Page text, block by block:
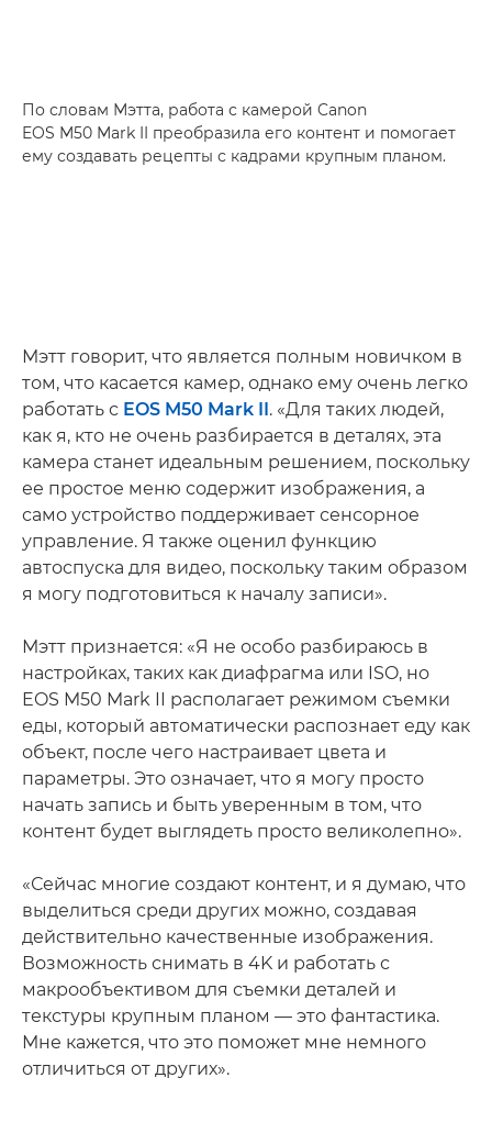
По словам Мэтта, работа с камерой Canon
EOS M50 Mark II преобразила его контент и помогает
ему создавать рецепты с кадрами крупным планом.
Мэтт говорит, что является полным новичком в
том, что касается камер, однако ему очень легко
работать с EOS M50 Mark II. «Для таких людей,
как я, кто не очень разбирается в деталях, эта
камера станет идеальным решением, поскольку
ее простое меню содержит изображения, а
само устройство поддерживает сенсорное
управление. Я также оценил функцию
автоспуска для видео, поскольку таким образом
я могу подготовиться к началу записи».
Мэтт признается: «Я не особо разбираюсь в
настройках, таких как диафрагма или ISO, но
EOS M50 Mark II располагает режимом съемки
еды, который автоматически распознает еду как
объект, после чего настраивает цвета и
параметры. Это означает, что я могу просто
начать запись и быть уверенным в том, что
контент будет выглядеть просто великолепно».
«Сейчас многие создают контент, и я думаю, что
выделиться среди других можно, создавая
действительно качественные изображения.
Возможность снимать в 4K и работать с
макрообъективом для съемки деталей и
текстуры крупным планом — это фантастика.
Мне кажется, что это поможет мне немного
отличиться от других».